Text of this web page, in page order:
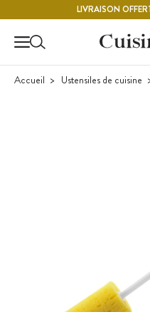
LIVRAISON
Accueil Ustensiles de cuisine